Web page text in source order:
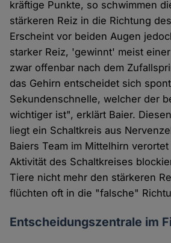
kräftige Punkte, so schwimmen
stärkeren Reiz in die Richtung
Erscheint vor beiden Augen
starker Reiz, 'gewinnt' meist
zwar offenbar nach dem
das Gehirn entscheidet sich
Sekundenschnelle, welcher der
wichtiger ist", erklärt Baier.
liegt ein Schaltkreis aus
Baiers Team im Mittelhirn
Aktivität des Schaltkreises
Tiere nicht mehr den stärkeren
flüchten oft in die "falsche"
Entscheidungszentrale im